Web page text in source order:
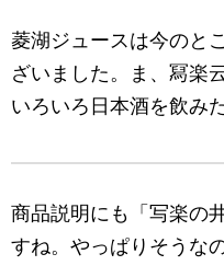
菱湖ジュースは今のと
ざいました。ま、冩楽
いろいろ日本酒を飲み
商品説明にも「写楽の
すね。やっぱりそうな